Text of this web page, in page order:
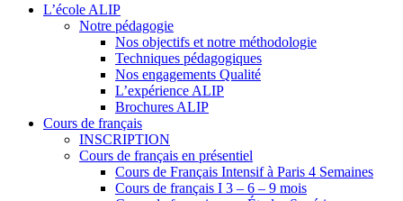
L’école ALIP
Notre pédagogie
Nos objectifs et notre méthodologie
Techniques pédagogiques
Nos engagements Qualité
L’expérience ALIP
Brochures ALIP
Cours de français
INSCRIPTION
Cours de français en présentiel
Cours de Français Intensif à Paris 4 Semaines
Cours de français I 3 – 6 – 9 mois